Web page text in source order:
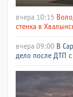
вчера 10:15
стенка в
вчера 09:00 В
дело после ДТП с